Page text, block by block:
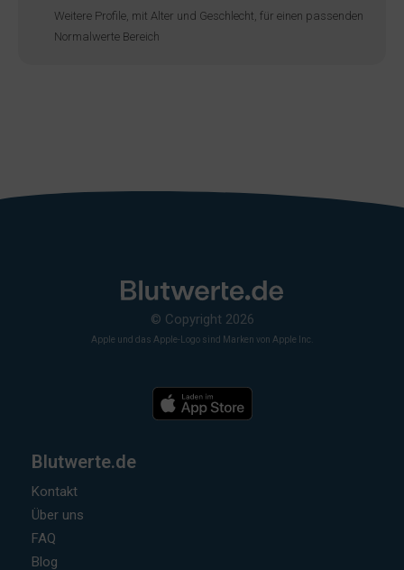
Weitere Profile, mit Alter und Geschlecht, für einen passenden
Normalwerte Bereich
© Copyright 2026
Apple und das Apple-Logo sind Marken von Apple Inc.
Blutwerte.de
Kontakt
Über uns
FAQ
Blog